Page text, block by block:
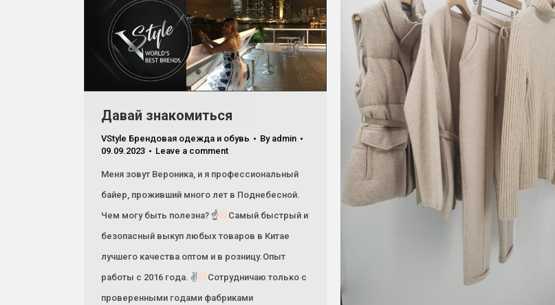
Давай знакомиться
VStyle Брендовая одежда и обувь By admin
09.09.2023
Leave a comment
Меня зовут Вероника, и я профессиональный
байер, проживший много лет в Поднебесной.
Чем могу быть полезна? ☝
Самый быстрый и
безопасный выкуп любых товаров в Китае
лучшего качества оптом и в розницу.Опыт
работы с 2016 года. ✌
Сотрудничаю только с
проверенными годами фабриками